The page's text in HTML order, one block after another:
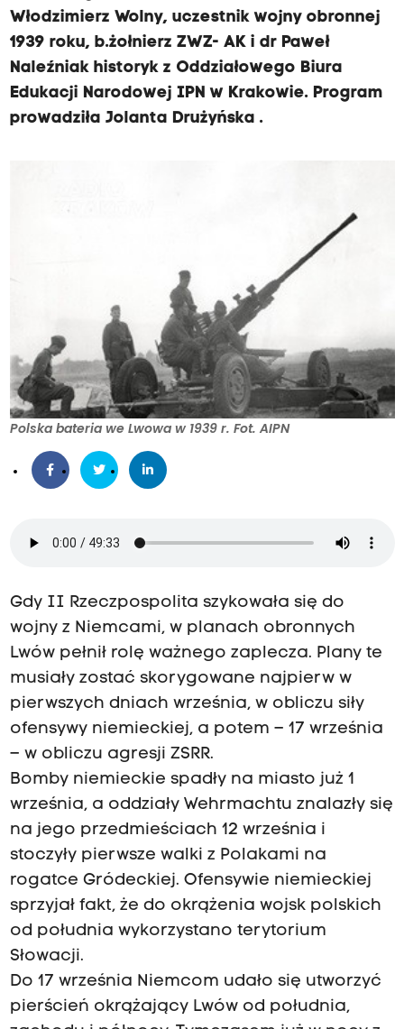
Włodzimierz Wolny, uczestnik wojny obronnej
1939 roku, b.żołnierz ZWZ- AK i dr Paweł
Naleźniak historyk z Oddziałowego Biura
Edukacji Narodowej IPN w Krakowie. Program
prowadziła Jolanta Drużyńska .
Polska bateria we Lwowa w 1939 r. Fot. AIPN
Gdy II Rzeczpospolita szykowała się do
wojny z Niemcami, w planach obronnych
Lwów pełnił rolę ważnego zaplecza. Plany te
musiały zostać skorygowane najpierw w
pierwszych dniach września, w obliczu siły
ofensywy niemieckiej, a potem – 17 września
– w obliczu agresji ZSRR.
Bomby niemieckie spadły na miasto już 1
września, a oddziały Wehrmachtu znalazły się
na jego przedmieściach 12 września i
stoczyły pierwsze walki z Polakami na
rogatce Gródeckiej. Ofensywie niemieckiej
sprzyjał fakt, że do okrążenia wojsk polskich
od południa wykorzystano terytorium
Słowacji.
Do 17 września Niemcom udało się utworzyć
pierścień okrążający Lwów od południa,